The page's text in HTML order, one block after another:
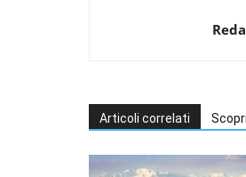
Articoli correlati